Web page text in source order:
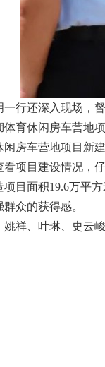
一行还深入现场，
育休闲房车营地
房车营地项目新
看项目建设情况，
项目面积19.6万平
众的获得感。
姚祥、叶琳、史云峻